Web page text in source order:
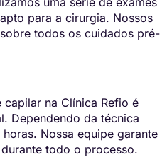
para a cirurgia. Nossos
todos os cuidados pré-
na Clínica Refio é
Dependendo da técnica
Nossa equipe garante
todo o processo.